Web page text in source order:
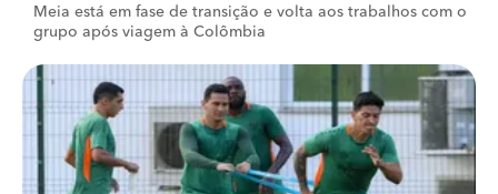
Meia está em fase de transição e volta aos trabalhos com o
grupo após viagem à Colômbia